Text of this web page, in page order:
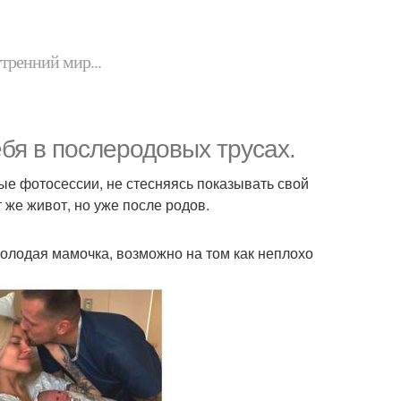
мир...
в послеродовых трусах.
фотосессии, не стесняясь показывать свой
же живот, но уже после родов.
мамочка, возможно на том как неплохо